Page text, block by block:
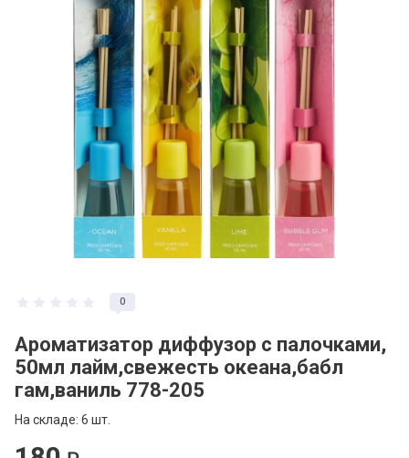
0
Ароматизатор диффузор с палочками,
50мл лайм,свежесть океана,бабл
гам,ваниль 778-205
На складе: 6 шт.